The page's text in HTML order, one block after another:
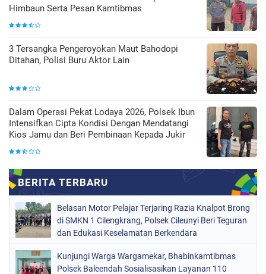
Himbaun Serta Pesan Kamtibmas
3 Tersangka Pengeroyokan Maut Bahodopi
Ditahan, Polisi Buru Aktor Lain
Dalam Operasi Pekat Lodaya 2026, Polsek Ibun
Intensifkan Cipta Kondisi Dengan Mendatangi
Kios Jamu dan Beri Pembinaan Kepada Jukir
Belasan Motor Pelajar Terjaring Razia Knalpot Brong
di SMKN 1 Cilengkrang, Polsek Cileunyi Beri Teguran
dan Edukasi Keselamatan Berkendara
Kunjungi Warga Wargamekar, Bhabinkamtibmas
Polsek Baleendah Sosialisasikan Layanan 110